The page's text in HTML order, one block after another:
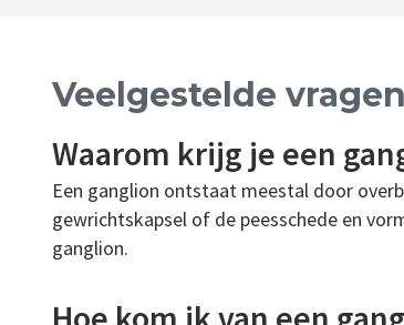
Veelgestelde
Waarom krijg je een
Een ganglion ontstaat meestal door
gewrichtskapsel of de peesschede en
ganglion.